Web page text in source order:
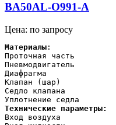
BA50AL-O991-A
Цена: по запросу
Материалы :
Проточная часть
Пневмодвигатель
Диафрагма
Клапан (шар)
Седло клапана
Технические
Вход воздуха